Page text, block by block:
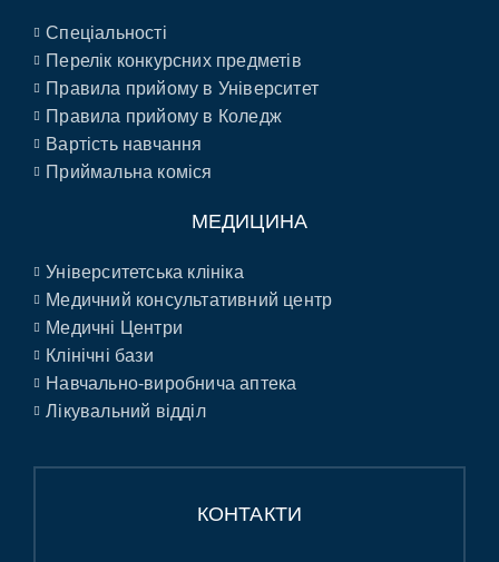
Спеціальності
Перелік конкурсних предметів
Правила прийому в Університет
Правила прийому в Коледж
Вартість навчання
Приймальна коміся
МЕДИЦИНА
Університетська клініка
Медичний консультативний центр
Медичні Центри
Клінічні бази
Навчально-виробнича аптека
Лікувальний відділ
КОНТАКТИ